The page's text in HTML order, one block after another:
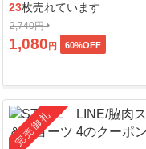
23枚売れています
2,740円
1,080 円 60%OFF
完売御礼